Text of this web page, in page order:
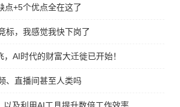
点+5个优点全在这了
标，我感觉我快下岗了
AI时代的财富大迁徙已开始！
、直播间甚至人类吗